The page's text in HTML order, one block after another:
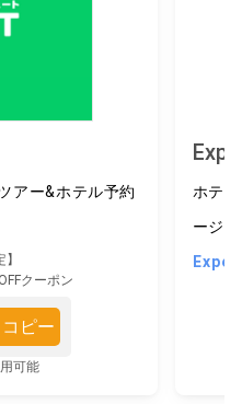
アー&ホテル予約
クーポン
コピー
可能
ホテ
ージ